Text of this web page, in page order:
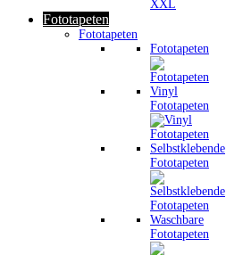
Fototapeten
Fototapeten
Fototapeten
Vinyl
Fototapeten
Selbstklebende
Fototapeten
Waschbare
Fototapeten